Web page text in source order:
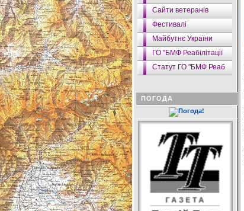
Сайти ветеранів
Фестивалі
Майбутнє України
ГО "БМФ Реабілітації
Статут ГО "БМФ Реаб
ПОГОДА